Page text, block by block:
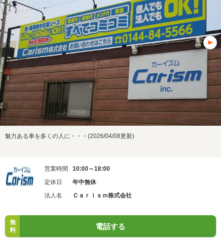
魅力ある車を多くの人に・・・(2026/04/08更新)
営業時間
10:00～18:00
定休日
年中無休
法人名
Ｃａｒｉｓｍ株式会社
無
料
電話する